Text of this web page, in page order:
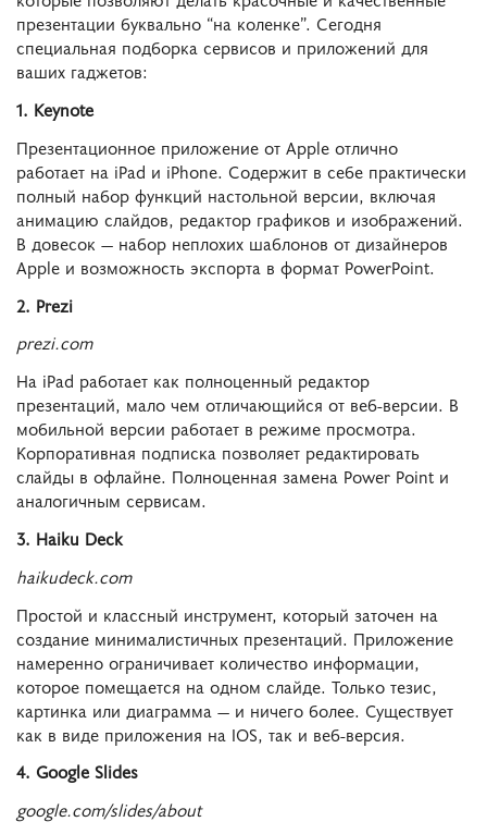
презентации буквально “на коленке”. Сегодня
специальная подборка сервисов и приложений для
ваших гаджетов:
1. Keynote
Презентационное приложение от Apple отлично
работает на iPad и iPhone. Содержит в себе практически
полный набор функций настольной версии, включая
анимацию слайдов, редактор графиков и изображений.
В довесок — набор неплохих шаблонов от дизайнеров
Apple и возможность экспорта в формат PowerPoint.
2. Prezi
prezi.com
На iPad работает как полноценный редактор
презентаций, мало чем отличающийся от веб-версии. В
мобильной версии работает в режиме просмотра.
Корпоративная подписка позволяет редактировать
слайды в офлайне. Полноценная замена Power Point и
аналогичным сервисам.
3. Haiku Deck
haikudeck.com
Простой и классный инструмент, который заточен на
создание минималистичных презентаций. Приложение
намеренно ограничивает количество информации,
которое помещается на одном слайде. Только тезис,
картинка или диаграмма — и ничего более. Существует
как в виде приложения на IOS, так и веб-версия.
4. Google Slides
google.com/slides/about